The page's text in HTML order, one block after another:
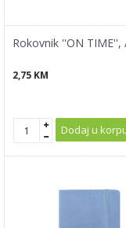
Rokovnik ''ON TIME'',
2,75 KM
Dodaj u